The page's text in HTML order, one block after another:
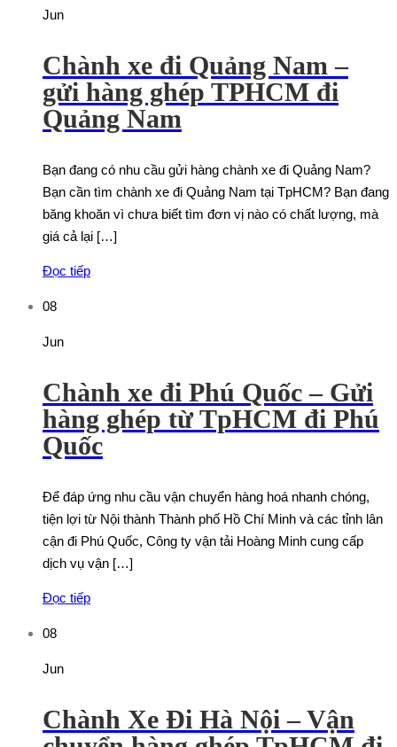
Jun
Chành xe đi Quảng Nam –
gửi hàng ghép TPHCM đi
Quảng Nam
Bạn đang có nhu cầu gửi hàng chành xe đi Quảng Nam?
Bạn cần tìm chành xe đi Quảng Nam tại TpHCM? Bạn đang
băng khoăn vì chưa biết tìm đơn vị nào có chất lượng, mà
giá cả lại […]
Đọc tiếp
08
Jun
Chành xe đi Phú Quốc – Gửi
hàng ghép từ TpHCM đi Phú
Quốc
Để đáp ứng nhu cầu vận chuyển hàng hoá nhanh chóng,
tiện lợi từ Nội thành Thành phố Hồ Chí Minh và các tỉnh lân
cận đi Phú Quốc, Công ty vận tải Hoàng Minh cung cấp
dịch vụ vận […]
Đọc tiếp
08
Jun
Chành Xe Đi Hà Nội – Vận